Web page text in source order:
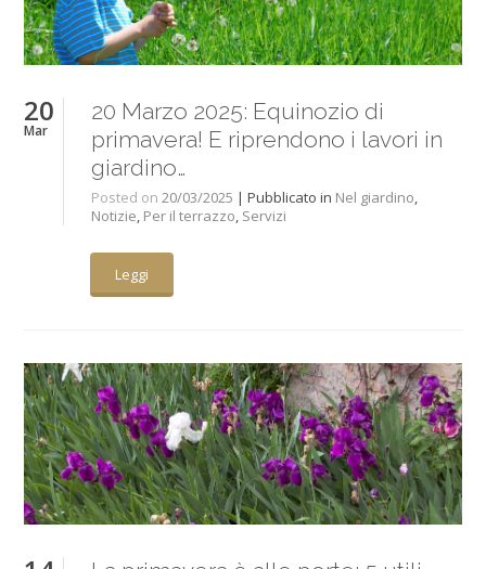
20
Mar
20 Marzo 2025: Equinozio di
primavera! E riprendono i lavori in
giardino…
Posted on20/03/2025 | Pubblicato in Nel giardino,
Notizie, Per il terrazzo, Servizi
Leggi